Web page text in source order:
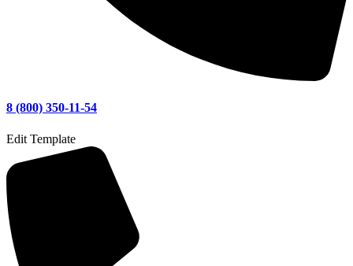
8 (800) 350-11-54
Edit Template